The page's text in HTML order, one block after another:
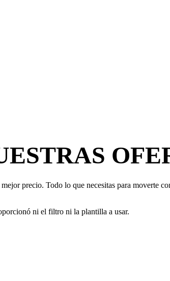
precio. Todo lo que necesitas para moverte
ni el filtro ni la plantilla a usar.